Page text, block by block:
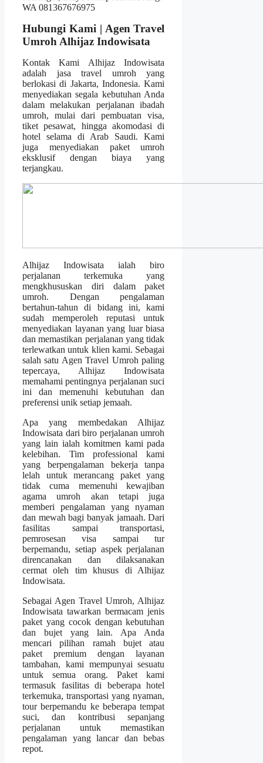
Hubungi Kami | Agen Travel
Umroh Alhijaz Indowisata
Kontak Kami Alhijaz Indowisata
adalah jasa travel umroh yang
berlokasi di Jakarta, Indonesia. Kami
menyediakan segala kebutuhan Anda
dalam melakukan perjalanan ibadah
umroh, mulai dari pembuatan visa,
tiket pesawat, hingga akomodasi di
hotel selama di Arab Saudi. Kami
juga menyediakan paket umroh
eksklusif dengan biaya yang
terjangkau.
Alhijaz Indowisata ialah biro
perjalanan terkemuka yang
mengkhususkan diri dalam paket
umroh. Dengan pengalaman
bertahun-tahun di bidang ini, kami
sudah memperoleh reputasi untuk
menyediakan layanan yang luar biasa
dan memastikan perjalanan yang tidak
terlewatkan untuk klien kami. Sebagai
salah satu Agen Travel Umroh paling
tepercaya, Alhijaz Indowisata
memahami pentingnya perjalanan suci
ini dan memenuhi kebutuhan dan
preferensi unik setiap jemaah.
Apa yang membedakan Alhijaz
Indowisata dari biro perjalanan umroh
yang lain ialah komitmen kami pada
kelebihan. Tim professional kami
yang berpengalaman bekerja tanpa
lelah untuk merancang paket yang
tidak cuma memenuhi kewajiban
agama umroh akan tetapi juga
memberi pengalaman yang nyaman
dan mewah bagi banyak jamaah. Dari
fasilitas sampai transportasi,
pemrosesan visa sampai tur
berpemandu, setiap aspek perjalanan
direncanakan dan dilaksanakan
cermat oleh tim khusus di Alhijaz
Indowisata.
Sebagai Agen Travel Umroh, Alhijaz
Indowisata tawarkan bermacam jenis
paket yang cocok dengan kebutuhan
dan bujet yang lain. Apa Anda
mencari pilihan ramah bujet atau
paket premium dengan layanan
tambahan, kami mempunyai sesuatu
untuk semua orang. Paket kami
termasuk fasilitas di beberapa hotel
terkemuka, transportasi yang nyaman,
tour berpemandu ke beberapa tempat
suci, dan kontribusi sepanjang
perjalanan untuk memastikan
pengalaman yang lancar dan bebas
repot.